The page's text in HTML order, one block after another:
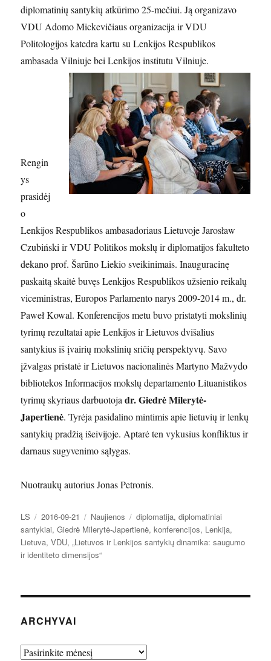
diplomatinių santykių atkūrimo 25-mečiui. Ją organizavo
VDU Adomo Mickevičiaus organizacija ir VDU
Politologijos katedra kartu su Lenkijos Respublikos
ambasada Vilniuje bei Lenkijos institutu Vilniuje.
Rengin
ys
prasidėj
o
Lenkijos Respublikos ambasadoriaus Lietuvoje Jarosław
Czubiński ir VDU Politikos mokslų ir diplomatijos fakulteto
dekano prof. Šarūno Liekio sveikinimais. Inauguracinę
paskaitą skaitė buvęs Lenkijos Respublikos užsienio reikalų
viceministras, Europos Parlamento narys 2009-2014 m., dr.
Paweł Kowal. Konferencijos metu buvo pristatyti mokslinių
tyrimų rezultatai apie Lenkijos ir Lietuvos dvišalius
santykius iš įvairių mokslinių sričių perspektyvų. Savo
įžvalgas pristatė ir Lietuvos nacionalinės Martyno Mažvydo
bibliotekos Informacijos mokslų departamento Lituanistikos
tyrimų skyriaus darbuotojadr. Giedrė Milerytė-
Japertienė. Tyrėja pasidalino mintimis apie lietuvių ir lenkų
santykių pradžią išeivijoje. Aptarė ten vykusius konfliktus ir
darnaus sugyvenimo sąlygas.
Nuotraukų autorius Jonas Petronis.
Autorius
LS Paskelbta
2016-09-21 Kategorijos
Naujienos Žymos
diplomatija,diplomatiniai
santykiai,Giedrė Milerytė-Japertienė,konferencijos, Lenkija,
Lietuva,VDU,„Lietuvos ir Lenkijos santykių dinamika: saugumo
ir identiteto dimensijos“
ARCHYVAI
Archyvai